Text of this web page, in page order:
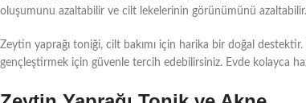
oluşumunu azaltabilir ve cilt lekelerinin görünümünü azaltabilir.
Zeytin yaprağı toniği, cilt bakımı için harika bir doğal
gençleştirmek için güvenle tercih edebilirsiniz. Evde kolayca